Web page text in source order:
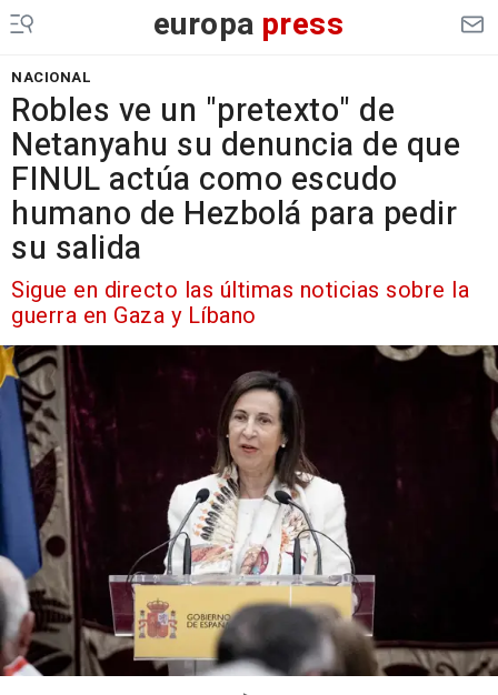
europa press
NACIONAL
Robles ve un "pretexto" de
Netanyahu su denuncia de que
FINUL actúa como escudo
humano de Hezbolá para pedir
su salida
Sigue en directo las últimas noticias sobre la
guerra en Gaza y Líbano